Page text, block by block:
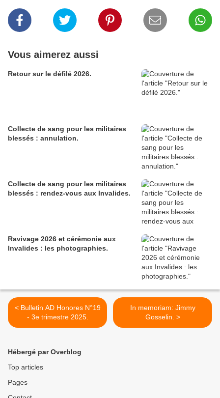
Vous aimerez aussi
Retour sur le défilé 2026.
Collecte de sang pour les militaires
blessés : annulation.
Collecte de sang pour les militaires
blessés : rendez-vous aux Invalides.
Ravivage 2026 et cérémonie aux
Invalides : les photographies.
< Bulletin AD Honores N°19
- 3e trimestre 2025.
In memoriam: Jimmy
Gosselin. >
Hébergé par Overblog
Top articles
Pages